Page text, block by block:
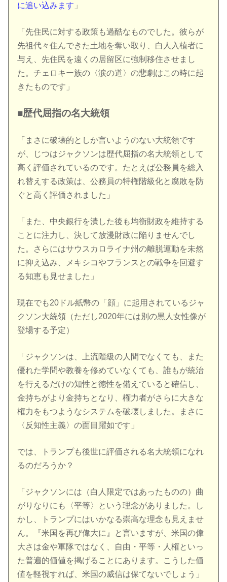
に追い込みます 」
「先住民に対する政策も過酷なものでした。彼らが
先祖代々住んできた土地を奪い取り、白人入植者に
与え、先住民を遠くの居留区に強制移住させまし
た。チェロキー族の〈涙の道〉の悲劇はこの時に起
きたものです」
■歴代屈指の名大統領
「まさに破壊的としか言いようのない大統領です
が、じつはジャクソンは歴代屈指の名大統領として
高く評価されているのです。たとえば公務員を総入
れ替えする政策は、公務員の特権階級化と腐敗を防
ぐと高く評価されました」
「また、中央銀行を潰した後も均衡財政を維持する
ことに注力し、決して放漫財政に陥りませんでし
た。さらにはサウスカロライナ州の離脱運動を未然
に抑え込み、メキシコやフランスとの戦争を回避す
る知恵も見せました」
現在でも20ドル紙幣の「顔」に起用されているジャ
クソン大統領（ただし2020年には別の黒人女性像が
登場する予定）
「ジャクソンは、上流階級の人間でなくても、また
優れた学問や教養を修めていなくても、誰もが統治
を行えるだけの知性と徳性を備えていると確信し、
金持ちがより金持ちとなり、権力者がさらに大きな
権力をもつようなシステムを破壊しました。まさに
〈反知性主義〉の面目躍如です」
では、トランプも後世に評価される名大統領になれ
るのだろうか？
「ジャクソンには（白人限定ではあったものの）曲
がりなりにも〈平等〉という理念がありました。し
かし、トランプにはいかなる崇高な理念も見えませ
ん。『米国を再び偉大に』と言いますが、米国の偉
大さは金や軍隊ではなく、自由・平等・人権といっ
た普遍的価値を掲げることにあります。こうした価
値を軽視すれば、米国の威信は保てないでしょう」